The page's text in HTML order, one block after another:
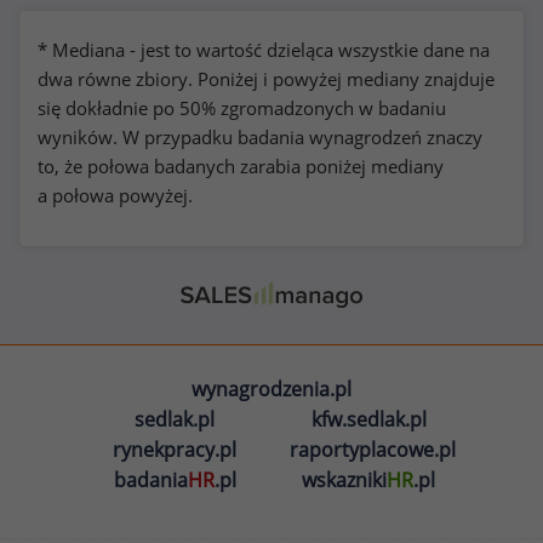
* Mediana - jest to wartość dzieląca wszystkie dane na
dwa równe zbiory. Poniżej i powyżej mediany znajduje
się dokładnie po 50% zgromadzonych w badaniu
wyników. W przypadku badania wynagrodzeń znaczy
to, że połowa badanych zarabia poniżej mediany
a połowa powyżej.
wynagrodzenia.pl
sedlak.pl
kfw.sedlak.pl
rynekpracy.pl
raportyplacowe.pl
badaniaHR.pl wskaznikiHR.pl